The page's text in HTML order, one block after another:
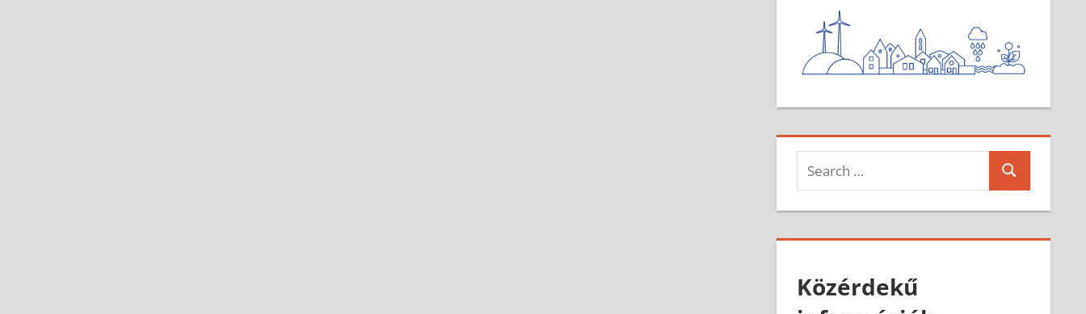
Search
for:
Search
Közérdekű